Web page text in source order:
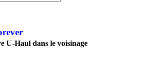
U-Haul dans le voisinage